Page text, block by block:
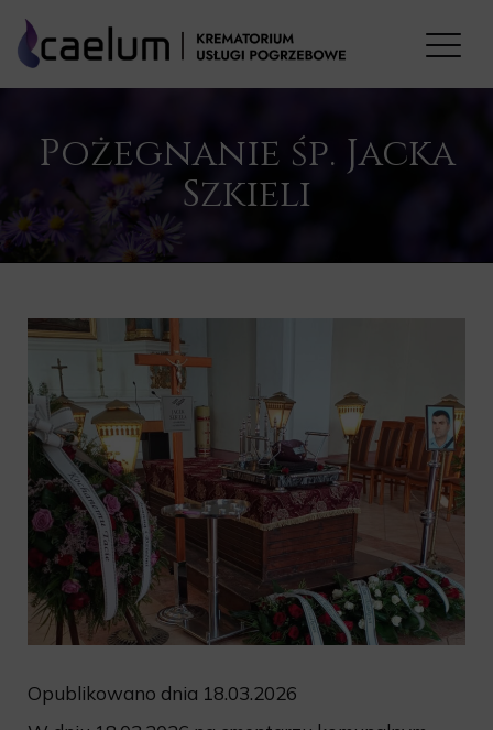
Pożegnanie śp. Jacka
Szkieli
Opublikowano dnia 18.03.2026